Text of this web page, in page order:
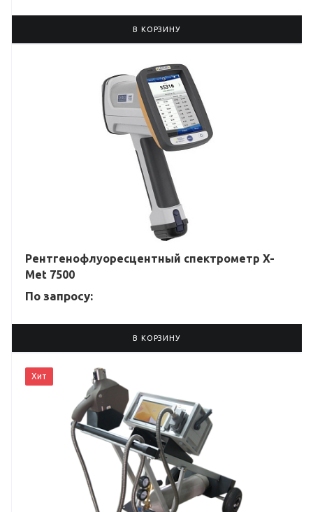
В КОРЗИНУ
Рентгенофлуоресцентный спектрометр X-
Met 7500
По запросу:
В КОРЗИНУ
Хит